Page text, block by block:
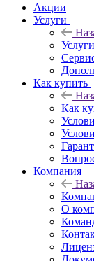
Акции
Услуги
Услуги
Как купить
Как
Компания
О